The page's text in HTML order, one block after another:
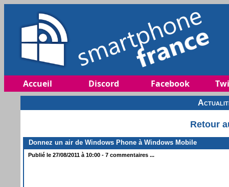
Accueil Discord Facebook
Retour
Donnez un air de Windows Phone à Windows Mobile
Publié le 27/08/2011 à 10:00 - 7 commentaires ...